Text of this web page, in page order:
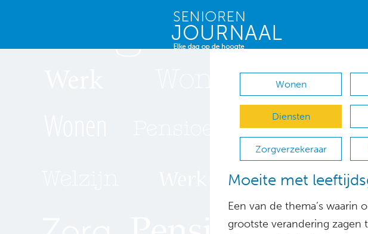
Wonen
Diensten
Zorgverzekeraar
Moeite met
Een van de thema’s waarin
grootste verandering zagen